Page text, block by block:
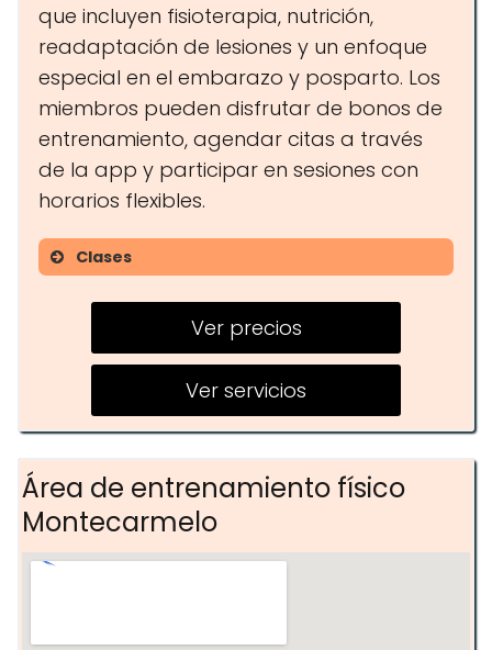
que incluyen fisioterapia, nutrición,
readaptación de lesiones y un enfoque
especial en el embarazo y posparto. Los
miembros pueden disfrutar de bonos de
entrenamiento, agendar citas a través
de la app y participar en sesiones con
horarios flexibles.
Clases
Entrenamiento individual y en
Grupos reducidos de
entrenamiento
Sesiones de entrenamiento de alta
intensidad
Ejercicios de recuperación física y
mental
Ver precios
Ver servicios
Área de entrenamiento físico
Montecarmelo